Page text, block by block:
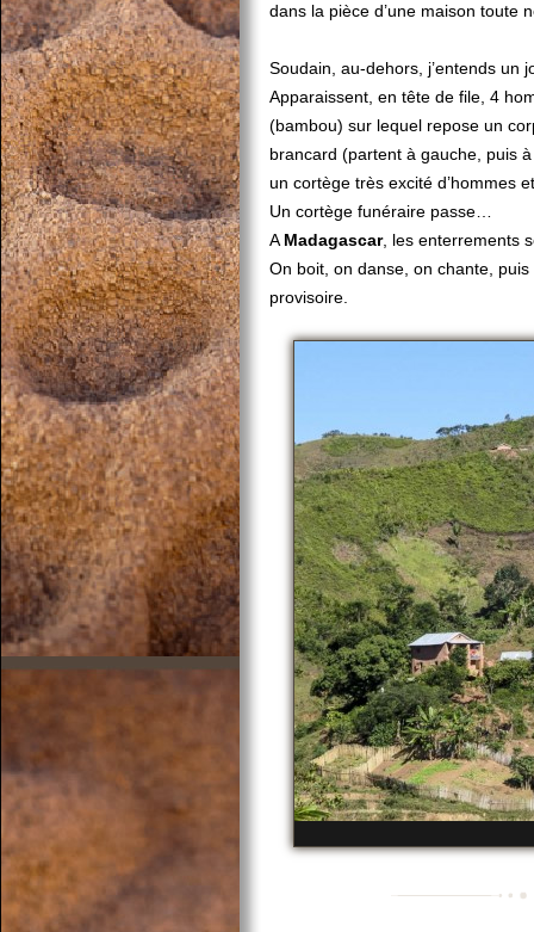
dans la pièce d’une maison toute
Soudain, au-dehors, j’entends un
Apparaissent, en tête de file, 4
(bambou) sur lequel repose un
brancard (partent à gauche, puis
un cortège très excité d’hommes
Un cortège funéraire passe…
A Madagascar, les enterrements
On boit, on danse, on chante,
provisoire.